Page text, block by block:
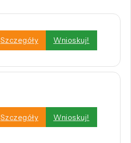
Szczegóły Wnioskuj!
Szczegóły Wnioskuj!